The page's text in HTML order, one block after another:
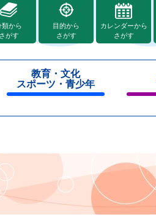
類から
さがす
目的から
さがす
カレンダーから
さがす
教育・文化
スポーツ・青少年
じ
じ